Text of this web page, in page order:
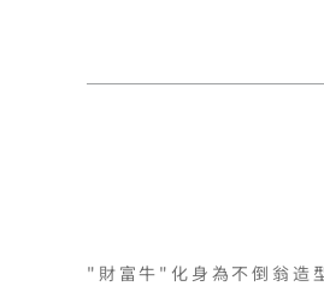
"財富牛"化身為不倒翁造